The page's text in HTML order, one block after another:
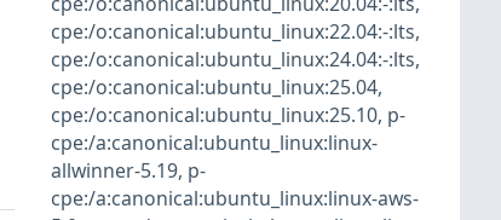
cpe:/o:canonical:ubuntu_linux:22.04:-:lts,
cpe:/o:canonical:ubuntu_linux:24.04:-:lts,
cpe:/o:canonical:ubuntu_linux:25.04,
cpe:/o:canonical:ubuntu_linux:25.10, p-
cpe:/a:canonical:ubuntu_linux:linux-
allwinner-5.19, p-
cpe:/a:canonical:ubuntu_linux:linux-aws-